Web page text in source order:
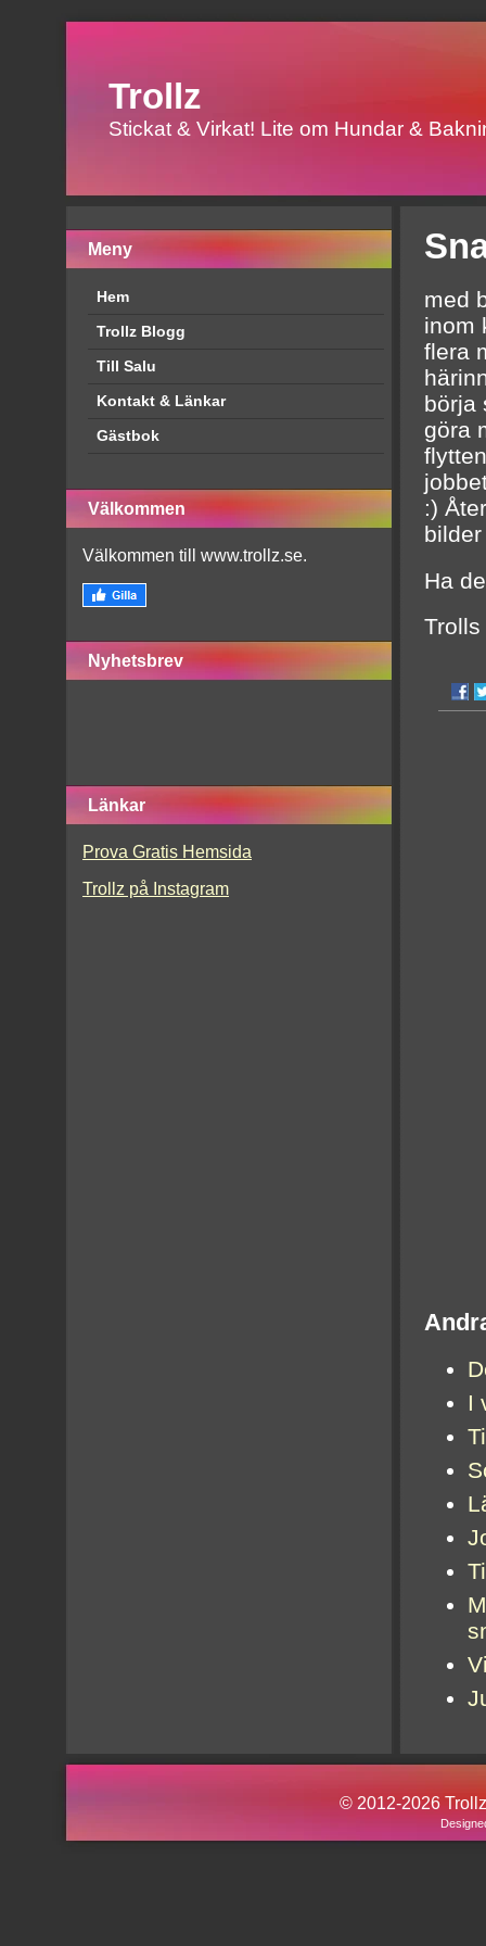
Trollz
Stickat & Virkat! Lite om Hundar &
Meny
Hem
Trollz Blogg
Till Salu
Kontakt & Länkar
Gästbok
Välkommen
Välkommen till www.trollz.se.
Nyhetsbrev
Länkar
Prova Gratis Hemsida
Trollz på Instagram
med
inom
flera
börja
göra
:)
Ha
I
© 2012-2026